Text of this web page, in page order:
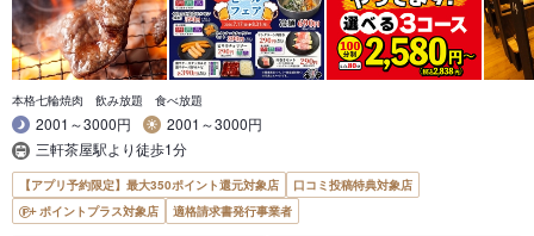
本格七輪焼肉 飲み放題 食べ放題
2001～3000円
2001～3000円
三軒茶屋駅より徒歩1分
【アプリ予約限定】最大350ポイント還元対象店
口コミ投稿特典対象店
ポイントプラス対象店
適格請求書発行事業者